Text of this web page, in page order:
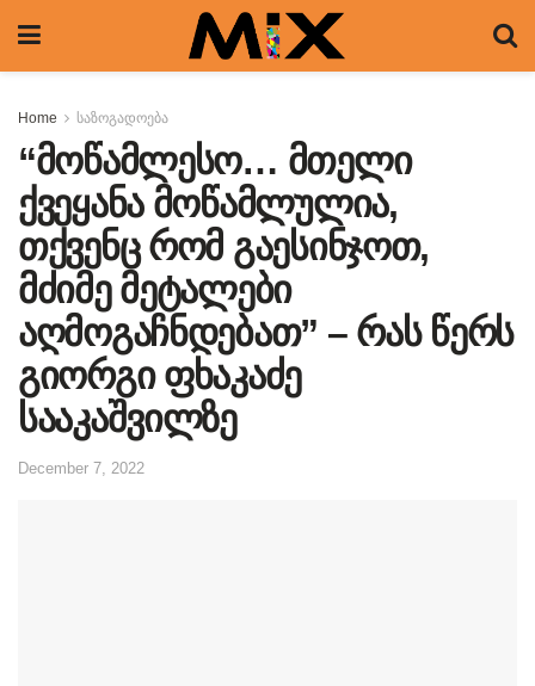
Home საზოგადოება
“მოწამლესო… მთელი
ქვეყანა მოწამლულია,
თქვენც რომ გაესინჯოთ,
მძიმე მეტალები
აღმოგაჩნდებათ” – რას წერს
გიორგი ფხაკაძე
სააკაშვილზე
December 7, 2022